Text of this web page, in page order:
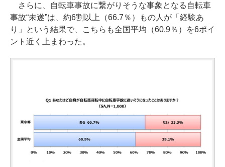
さらに、自転車事故に繋がりそうな事象となる自転車
事故“未遂”は、約6割以上（66.7％）もの人が「経験あ
り」という結果で、こちらも全国平均（60.9％）を6ポイ
ント近く上まわった。